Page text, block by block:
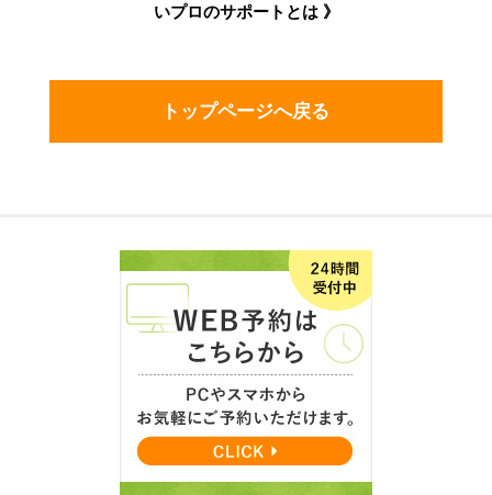
いプロのサポートとは 》
トップページへ戻る